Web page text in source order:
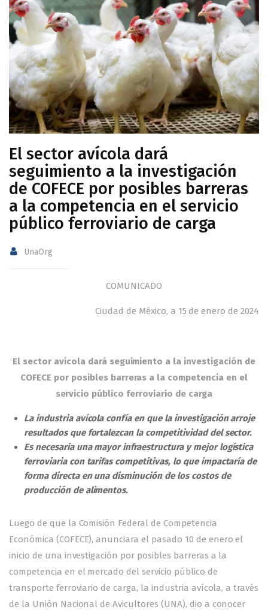
El sector avícola dará
seguimiento a la investigación
de COFECE por posibles barreras
a la competencia en el servicio
público ferroviario de carga
UnaOrg
COMUNICADO
Ciudad de México, a 15 de enero de 2024
El sector avícola dará seguimiento a la investigación de
COFECE por posibles barreras a la competencia en el
servicio público ferroviario de carga
La industria avícola confía en que la investigación arroje
resultados que fortalezcan la competitividad del sector.
Es necesaria una mayor infraestructura y mejor logística
ferroviaria con tarifas competitivas, lo que impactaría de
forma directa en una disminución de los costos de
producción de alimentos.
Luego de que la Comisión Federal de Competencia
Económica (COFECE), anunciara el pasado 10 de enero el
inicio de una investigación por posibles barreras a la
competencia en el mercado del servicio público de
transporte ferroviario de carga, la industria avícola, a través
de la Unión Nacional de Avicultores (UNA), dio a conocer